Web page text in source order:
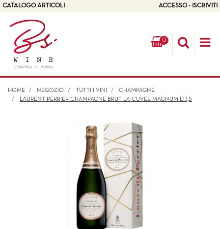
CATALOGO ARTICOLI ACCESSO - ISCRIVITI
0
HOME NEGOZIO TUTTI I VINI
CHAMPAGNE
LAURENT PERRIER CHAMPAGNE BRUT LA CUVEE MAGNUM LT.1,5